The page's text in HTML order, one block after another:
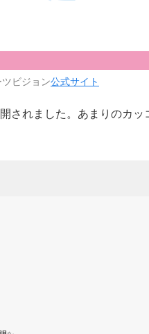
ビジョン公式サイト
されました。あまりのカッ